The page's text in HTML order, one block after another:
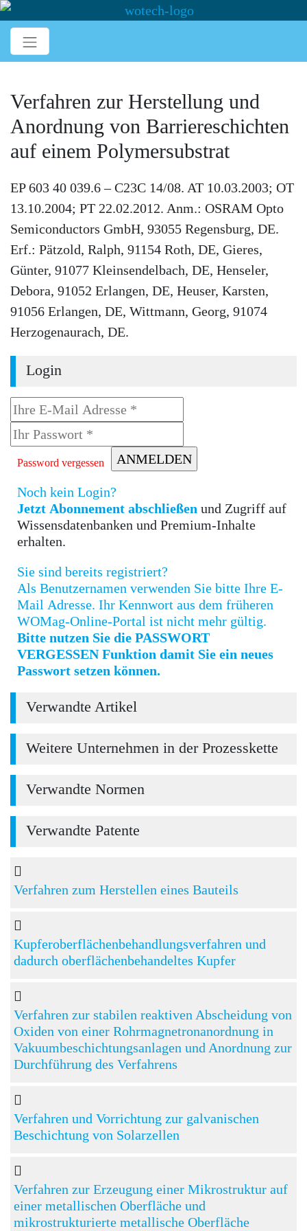
Verfahren zur Herstellung und
Anordnung von Barriereschichten
auf einem Polymersubstrat
EP 603 40 039.6 – C23C 14/08. AT 10.03.2003; OT
13.10.2004; PT 22.02.2012. Anm.: OSRAM Opto
Semiconductors GmbH, 93055 Regensburg, DE.
Erf.: Pätzold, Ralph, 91154 Roth, DE, Gieres,
Günter, 91077 Kleinsendelbach, DE, Henseler,
Debora, 91052 Erlangen, DE, Heuser, Karsten,
91056 Erlangen, DE, Wittmann, Georg, 91074
Herzogenaurach, DE.
Login
Password vergessen
Noch kein Login?
Jetzt Abonnement abschließen
Wissensdatenbanken und Premium-Inhalte
erhalten.
Sie sind bereits registriert?
Als Benutzernamen verwenden Sie bitte Ihre E-
Mail Adresse. Ihr Kennwort aus dem früheren
WOMag-Online-Portal ist nicht mehr gültig.
Bitte nutzen Sie die PASSWORT
VERGESSEN Funktion damit Sie ein neues
Passwort setzen können.
Verwandte Artikel
Weitere Unternehmen in der Prozesskette
Verwandte Normen
Verwandte Patente
Verfahren zum Herstellen eines Bauteils
Kupferoberflächenbehandlungsverfahren und
dadurch oberflächenbehandeltes Kupfer
Verfahren zur stabilen reaktiven Abscheidung von
Oxiden von einer Rohrmagnetronanordnung in
Vakuumbeschichtungsanlagen und Anordnung zur
Durchführung des Verfahrens
Verfahren und Vorrichtung zur galvanischen
Beschichtung von Solarzellen
Verfahren zur Erzeugung einer Mikrostruktur auf
einer metallischen Oberfläche und
mikrostrukturierte metallische Oberfläche